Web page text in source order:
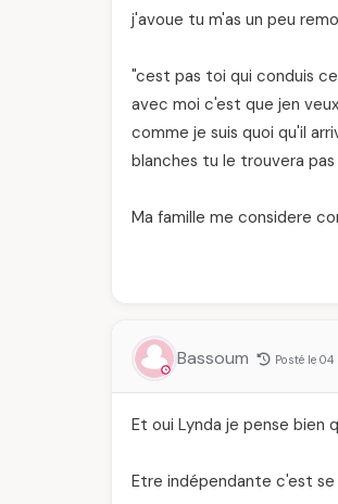
j'avoue tu m'as un peu
"cest pas toi qui conduis
avec moi c'est que jen
comme je suis quoi qu'il
blanches tu le trouvera pas
Ma famille me considere
Bassoum Posté le 04
Et oui Lynda je pense bien
Etre indépendante c'est